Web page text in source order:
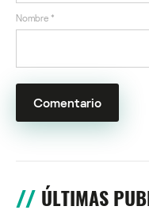
Nombre *
ÚLTIMAS